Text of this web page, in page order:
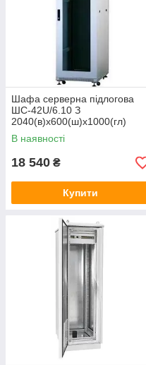
Шафа серверна підлогова
ШС-42U/6.10 З
2040(в)х600(ш)х1000(гл)
В наявності
18 540 ₴
Купити